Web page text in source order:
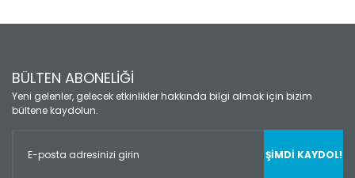
BÜLTEN ABONELİĞİ
Yeni gelenler, gelecek etkinlikler hakkında bilgi almak için bizim
bültene kaydolun.
ŞİMDİ KAYDOL!